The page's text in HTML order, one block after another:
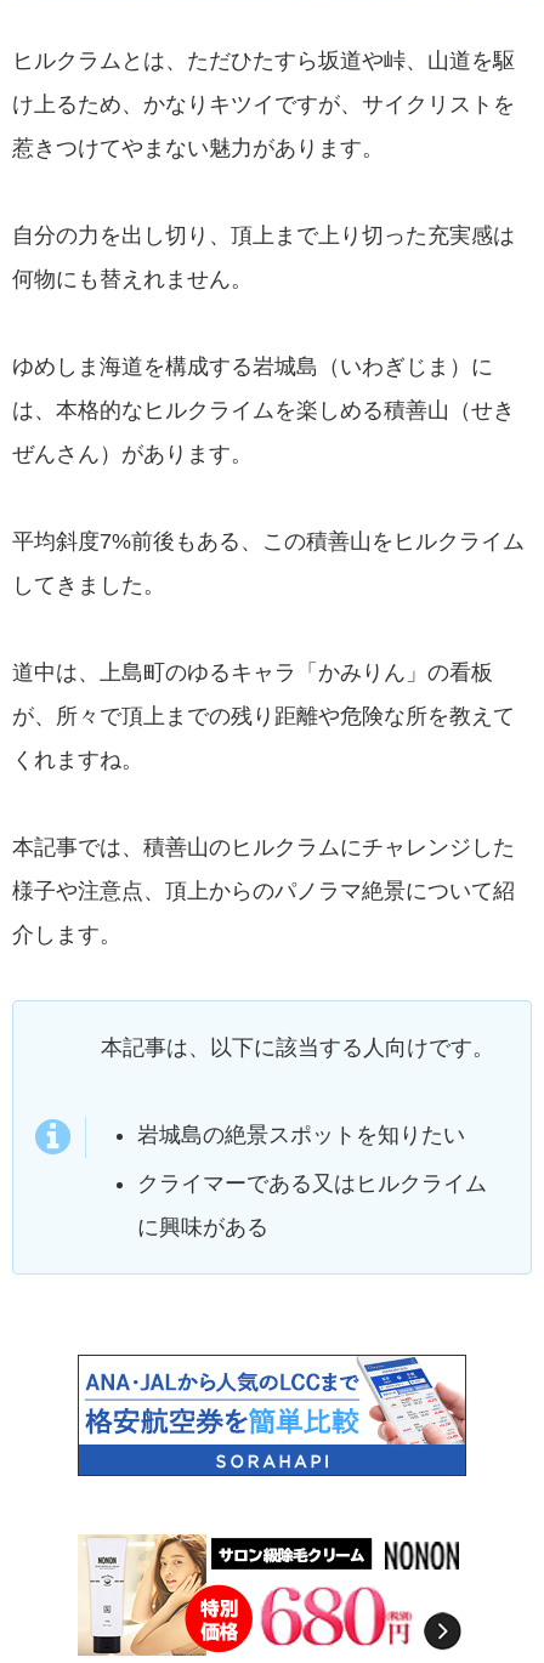
ヒルクラムとは、ただひたすら坂道や峠、山道を駆
け上るため、かなりキツイですが、サイクリストを
惹きつけてやまない魅力があります。
自分の力を出し切り、頂上まで上り切った充実感は
何物にも替えれません。
ゆめしま海道を構成する岩城島（いわぎじま）に
は、本格的なヒルクライムを楽しめる積善山（せき
ぜんさん）があります。
平均斜度7%前後もある、この積善山をヒルクライム
してきました。
道中は、上島町のゆるキャラ「かみりん」の看板
が、所々で頂上までの残り距離や危険な所を教えて
くれますね。
本記事では、積善山のヒルクラムにチャレンジした
様子や注意点、頂上からのパノラマ絶景について紹
介します。
本記事は、以下に該当する人向けです。
岩城島の絶景スポットを知りたい
クライマーである又はヒルクライム
に興味がある